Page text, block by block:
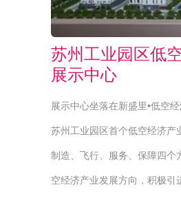
苏州工业园区低
展示中心
展示中心坐落在新盛里•低空
苏州工业园区首个低空经济产
制造、飞行、服务、保障四个
空经济产业发展方向，积极引